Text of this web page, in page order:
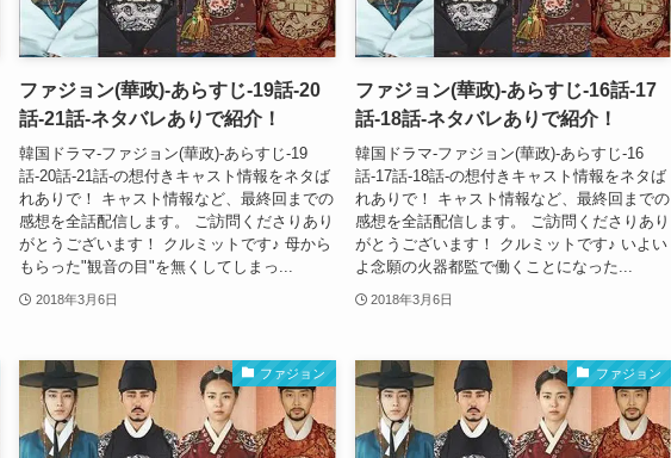
ファジョン(華政)-あらすじ-19話-20
話-21話-ネタバレありで紹介！
韓国ドラマ-ファジョン(華政)-あらすじ-19
話-20話-21話-の想付きキャスト情報をネタば
れありで！ キャスト情報など、最終回までの
感想を全話配信します。 ご訪問くださりあり
がとうございます！ クルミットです♪ 母から
もらった"観音の目"を無くしてしまっ...
2018年3月6日
ファジョン(華政)-あらすじ-16話-17
話-18話-ネタバレありで紹介！
韓国ドラマ-ファジョン(華政)-あらすじ-16
話-17話-18話-の想付きキャスト情報をネタば
れありで！ キャスト情報など、最終回までの
感想を全話配信します。 ご訪問くださりあり
がとうございます！ クルミットです♪ いよい
よ念願の火器都監で働くことになった...
2018年3月6日
ファジョン ファジョン